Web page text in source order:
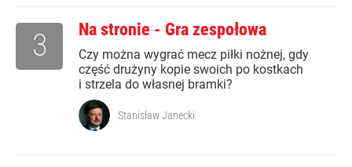
Na stronie - Gra zespołowa
Czy można wygrać mecz piłki nożnej, gdy
część drużyny kopie swoich po kostkach
i strzela do własnej bramki?
3
Stanisław Janecki